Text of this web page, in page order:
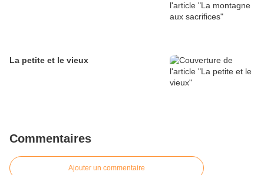
La petite et le vieux
Commentaires
Ajouter un commentaire